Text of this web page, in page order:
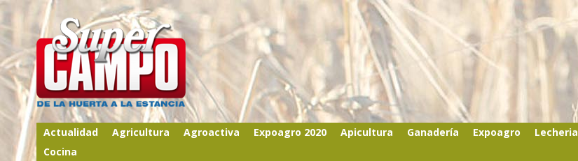
Actualidad Agricultura Agroactiva Expoagro 2020 Apicultura Ganadería Expoagro Lecheria
Cocina